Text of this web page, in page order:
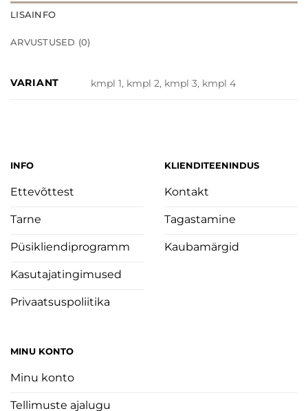
LISAINFO
ARVUSTUSED (0)
VARIANT kmpl 1, kmpl 2, kmpl 3, kmpl 4
INFO
Ettevõttest
Tarne
Püsikliendiprogramm
Kasutajatingimused
Privaatsuspoliitika
KLIENDITEENINDUS
Kontakt
Tagastamine
Kaubamärgid
MINU KONTO
Minu konto
Tellimuste ajalugu